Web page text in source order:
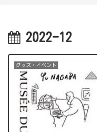
2022-12
グッズ・イベント